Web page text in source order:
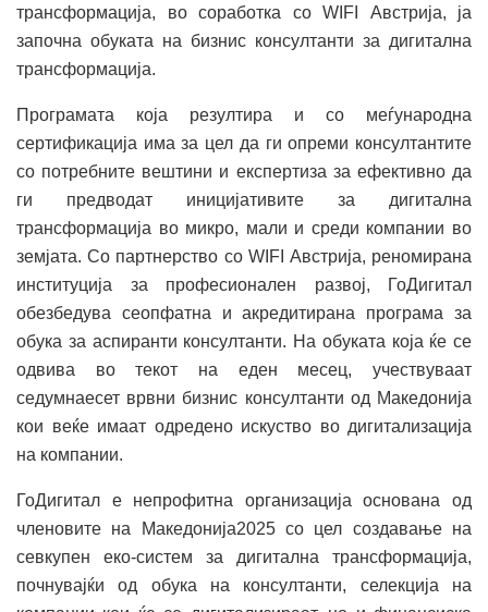
трансформација, во соработка со WIFI Австрија, ја
започна обуката на бизнис консултанти за дигитална
трансформација.
Програмата која резултира и со меѓународна
сертификација има за цел да ги опреми консултантите
со потребните вештини и експертиза за ефективно да
ги предводат иницијативите за дигитална
трансформација во микро, мали и среди компании во
земјата. Со партнерство со WIFI Австрија, реномирана
институција за професионален развој, ГоДигитал
обезбедува сеопфатна и акредитирана програма за
обука за аспиранти консултанти. На обуката која ќе се
одвива во текот на еден месец, учествуваат
седумнаесет врвни бизнис консултанти од Македонија
кои веќе имаат одредено искуство во дигитализација
на компании.
ГоДигитал е непрофитна организација основана од
членовите на Македонија2025 со цел создавање на
севкупен еко-систем за дигитална трансформација,
почнувајќи од обука на консултанти, селекција на